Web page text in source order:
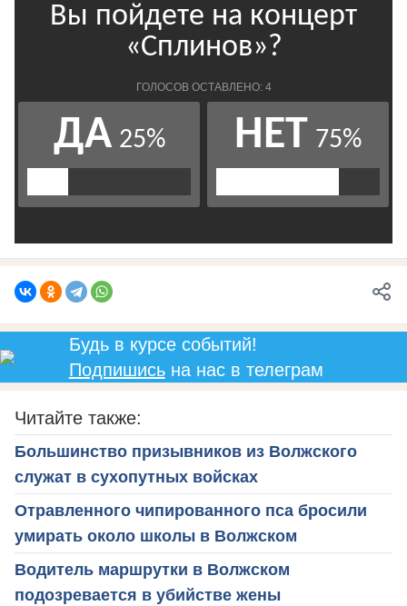
Будь в курсе событий!
Подпишисьна нас в телеграм
Читайте также:
Большинство призывников из Волжского
служат в сухопутных войсках
Отравленного чипированного пса бросили
умирать около школы в Волжском
Водитель маршрутки в Волжском
подозревается в убийстве жены